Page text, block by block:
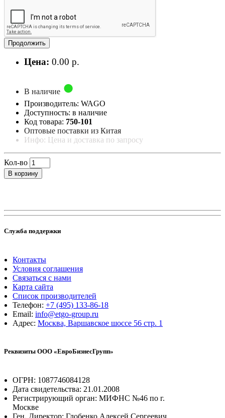
Продолжить
Цена: 0.00 р.
В наличие
Производитель: WAGO
Доступность: в наличие
Код товара: 750-101
Оптовые поставки из Китая
Инфо: Цена и доставка по запросу
Кол-во
В корзину
Служба поддержки
Контакты
Условия соглашения
Связаться с нами
Карта сайта
Список производителей
Телефон: +7 (495) 133-86-18
Email: info@etgo-group.ru
Адрес: Москва, Варшавское шоссе 56 стр. 1
Реквизиты ООО «ЕвроБизнесГрупп»
ОГРН: 1087746084128
Дата свидетельства: 21.01.2008
Регистрирующий орган: МИФНС №46 по г.
Москве